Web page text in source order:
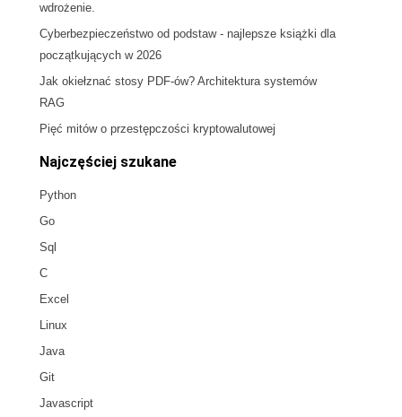
wdrożenie.
Cyberbezpieczeństwo od podstaw - najlepsze książki dla
początkujących w 2026
Jak okiełznać stosy PDF-ów? Architektura systemów
RAG
Pięć mitów o przestępczości kryptowalutowej
Najczęściej szukane
Python
Go
Sql
C
Excel
Linux
Java
Git
Javascript